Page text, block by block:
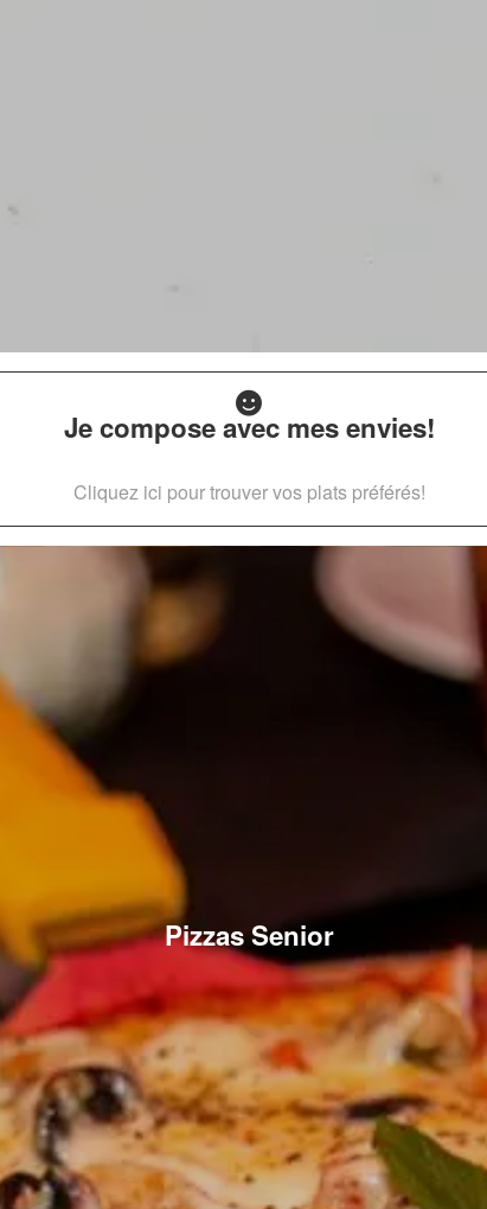
Je compose avec mes envies!
Cliquez ici pour trouver vos plats préférés!
Pizzas Senior